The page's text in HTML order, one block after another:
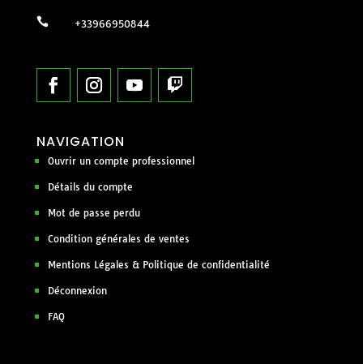
 +33966950844
NAVIGATION
Ouvrir un compte professionnel
Détails du compte
Mot de passe perdu
Condition générales de ventes
Mentions Légales & Politique de confidentialité
Déconnexion
FAQ